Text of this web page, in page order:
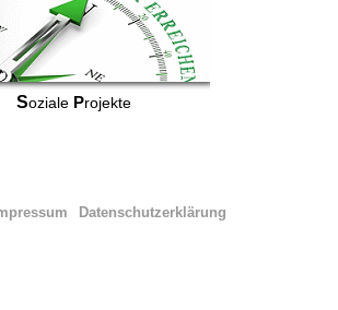
Soziale Projekte
Datenschutzerklärung